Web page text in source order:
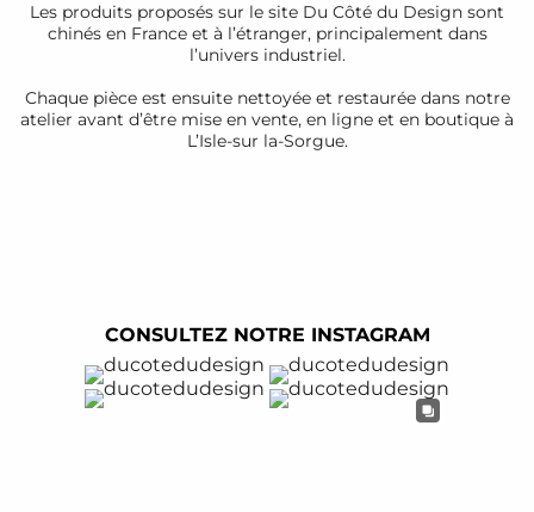
Les produits proposés sur le site Du Côté du Design sont
chinés en France et à l’étranger, principalement dans
l’univers industriel.
Chaque pièce est ensuite nettoyée et restaurée dans notre
atelier avant d’être mise en vente, en ligne et en boutique à
L’Isle-sur la-Sorgue.
CONSULTEZ NOTRE INSTAGRAM